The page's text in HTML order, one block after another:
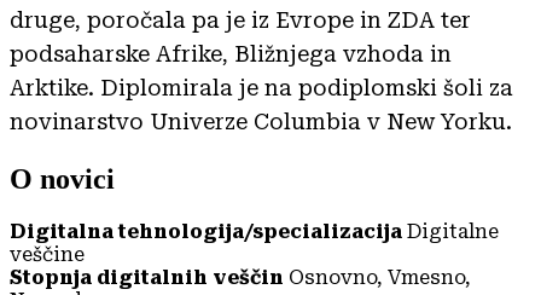
druge, poročala pa je iz Evrope in ZDA ter
podsaharske Afrike, Bližnjega vzhoda in
Arktike. Diplomirala je na podiplomski šoli za
novinarstvo Univerze Columbia v New Yorku.
O novici
Digitalna tehnologija/specializacija Digitalne
veščine
Stopnja digitalnih veščin Osnovno, Vmesno,